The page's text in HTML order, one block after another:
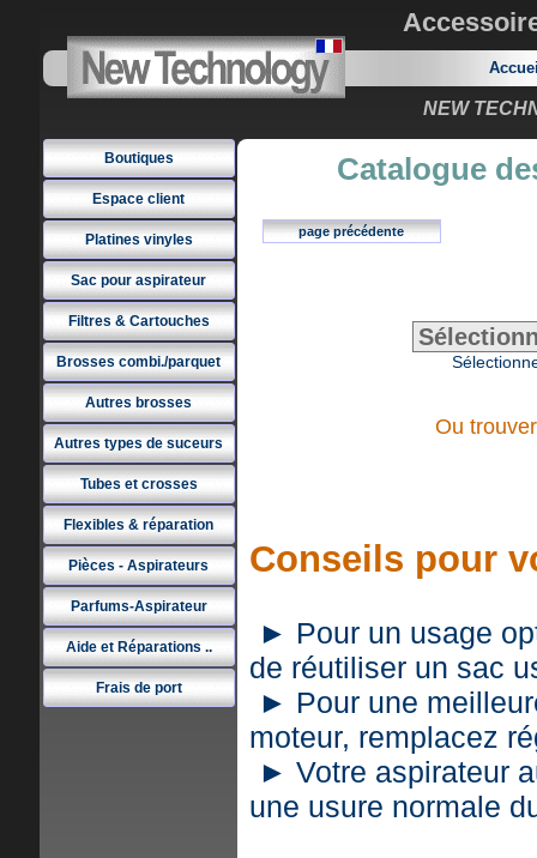
NEW
Boutiques
Espace client
Platines vinyles
Sac pour aspirateur
Filtres & Cartouches
Brosses combi./parquet
Autres brosses
Autres types de suceurs
Tubes et crosses
Flexibles & réparation
Pièces - Aspirateurs
Parfums-Aspirateur
Aide et Réparations ..
Frais de port
Catalogue
page précédente
Ou
Conseils pour
► Pour un usage
de réutiliser un sac
► Pour une
moteur, remplacez
► Votre aspirateur
une usure normale